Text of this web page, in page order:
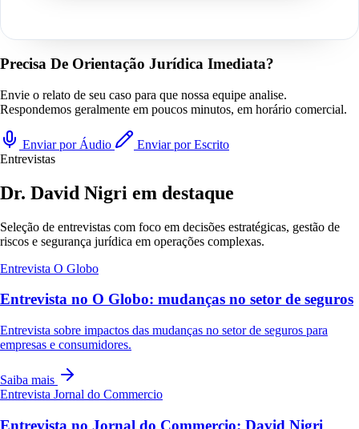
Precisa De Orientação Jurídica Imediata?
Envie o relato de seu caso para que nossa equipe analise.
Respondemos geralmente em poucos minutos, em horário comercial.
Enviar por Áudio
Enviar por Escrito
Entrevistas
Dr. David Nigri em destaque
Seleção de entrevistas com foco em decisões estratégicas, gestão de
riscos e segurança jurídica em operações complexas.
Entrevista O Globo
Entrevista no O Globo: mudanças no setor de seguros
Entrevista sobre impactos das mudanças no setor de seguros para
empresas e consumidores.
Saiba mais
Entrevista Jornal do Commercio
Entrevista no Jornal do Commercio: David Nigri